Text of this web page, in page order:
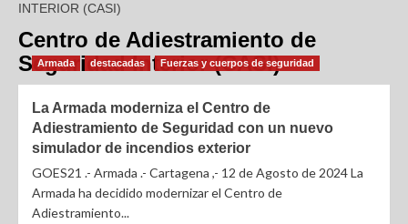
INTERIOR (CASI)
Centro de Adiestramiento de
Seguridad Interior (CASI)
Armada destacadas Fuerzas y cuerpos de seguridad
La Armada moderniza el Centro de
Adiestramiento de Seguridad con un nuevo
simulador de incendios exterior
GOES21 .- Armada .- Cartagena ,- 12 de Agosto de 2024 La
Armada ha decidido modernizar el Centro de
Adiestramiento...